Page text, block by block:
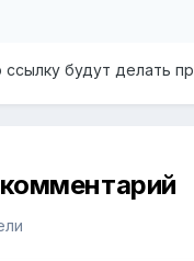
будут делать
комментарий